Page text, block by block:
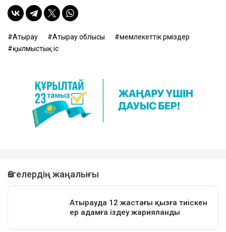
Атырау Атырау облысы
мемлекеттік рәміздер
қылмыстық іс